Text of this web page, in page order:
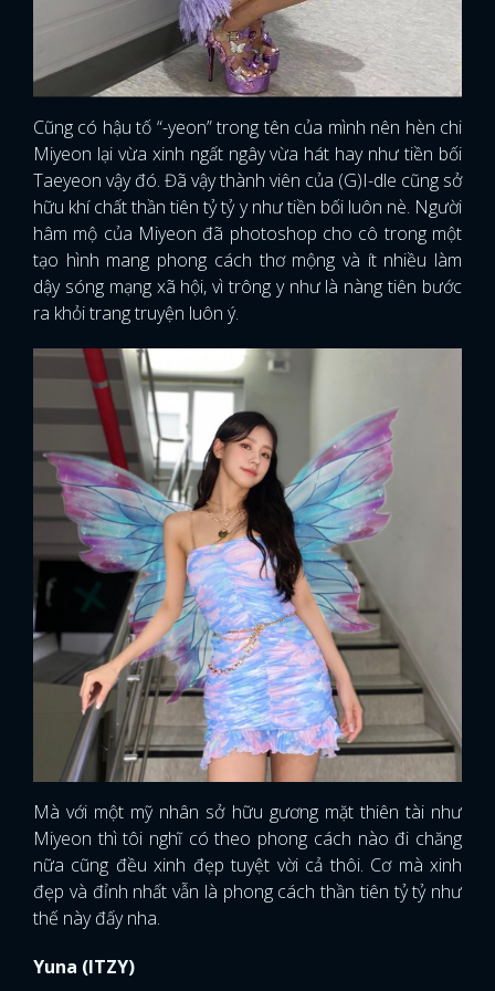
Cũng có hậu tố “-yeon” trong tên của mình nên hèn chi
Miyeon lại vừa xinh ngất ngây vừa hát hay như tiền bối
Taeyeon vậy đó. Đã vậy thành viên của (G)I-dle cũng sở
hữu khí chất thần tiên tỷ tỷ y như tiền bối luôn nè. Người
hâm mộ của Miyeon đã photoshop cho cô trong một
tạo hình mang phong cách thơ mộng và ít nhiều làm
dậy sóng mạng xã hội, vì trông y như là nàng tiên bước
ra khỏi trang truyện luôn ý.
Mà với một mỹ nhân sở hữu gương mặt thiên tài như
Miyeon thì tôi nghĩ có theo phong cách nào đi chăng
nữa cũng đều xinh đẹp tuyệt vời cả thôi. Cơ mà xinh
đẹp và đỉnh nhất vẫn là phong cách thần tiên tỷ tỷ như
thế này đấy nha.
Yuna (ITZY)